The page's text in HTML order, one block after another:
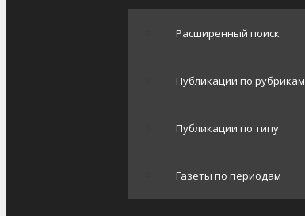
Расширенный поиск
Публикации по рубрикам
Публикации по типу
Газеты по периодам